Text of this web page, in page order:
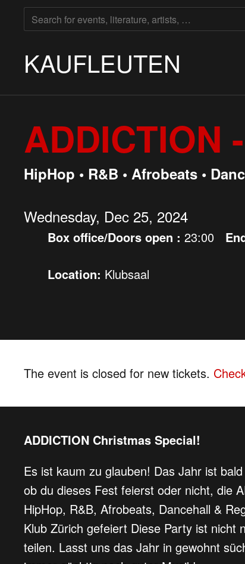
SEARCH
FOR:
KAUFLEUTEN
ADDICTION
HipHop • R&B • Afrobeats •
Wednesday, Dec 25, 2024
Box office/Doors open : 23:00
Location: Klubsaal
The event is closed for new tickets.
ADDICTION Christmas Special!
Es ist kaum zu glauben! Das Jahr ist
ob du dieses Fest feierst oder nicht, die
HipHop, R&B, Afrobeats, Dancehall &
Klub Zürich gefeiert Diese Party ist nicht
teilen. Lasst uns das Jahr in gewohnt